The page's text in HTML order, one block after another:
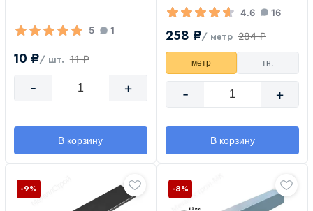
5 1
10 ₽/ шт. 11 ₽
- +
В корзину
4.6 16
258 ₽/ метр 284 ₽
метр тн.
- +
В корзину
-9% -8%